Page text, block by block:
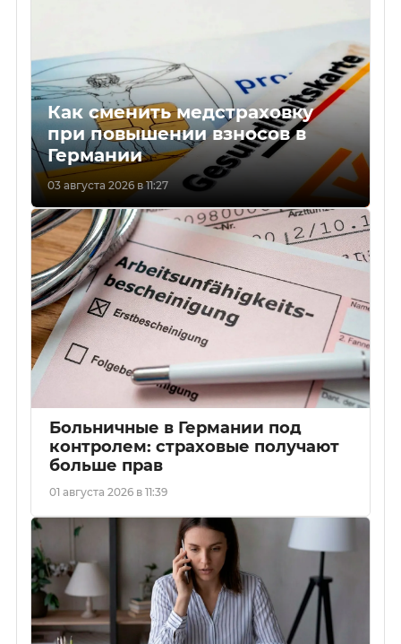
Как сменить медстраховку
при повышении взносов в
Германии
03 августа 2026 в 11:27
Больничные в Германии под
контролем: страховые получают
больше прав
01 августа 2026 в 11:39